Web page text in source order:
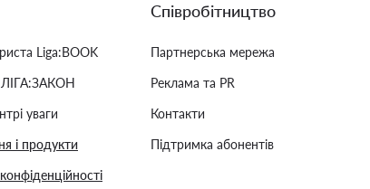
Liga:BOOK
ЛІГА:ЗАКОН
уваги
і продукти
Співробітництво
Партнерська мережа
Реклама та PR
Контакти
Підтримка абонентів